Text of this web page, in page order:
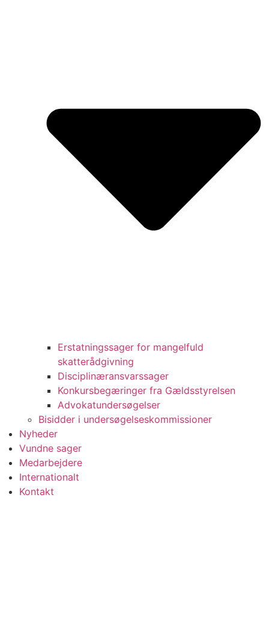
Erstatningssager for mangelfuld
skatterådgivning
Disciplinæransvarssager
Konkursbegæringer fra Gældsstyrelsen
Advokatundersøgelser
Bisidder i undersøgelseskommissioner
Nyheder
Vundne sager
Medarbejdere
Internationalt
Kontakt